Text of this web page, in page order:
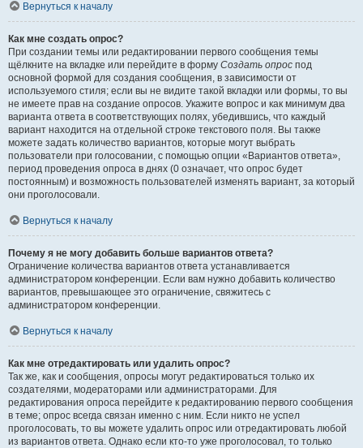
Вернуться к началу
Как мне создать опрос?
При создании темы или редактировании первого сообщения темы
щёлкните на вкладке или перейдите в форму Создать опрос под
основной формой для создания сообщения, в зависимости от
используемого стиля; если вы не видите такой вкладки или формы, то вы
не имеете прав на создание опросов. Укажите вопрос и как минимум два
варианта ответа в соответствующих полях, убедившись, что каждый
вариант находится на отдельной строке текстового поля. Вы также
можете задать количество вариантов, которые могут выбрать
пользователи при голосовании, с помощью опции «Вариантов ответа»,
период проведения опроса в днях (0 означает, что опрос будет
постоянным) и возможность пользователей изменять вариант, за который
они проголосовали.
Вернуться к началу
Почему я не могу добавить больше вариантов ответа?
Ограничение количества вариантов ответа устанавливается
администратором конференции. Если вам нужно добавить количество
вариантов, превышающее это ограничение, свяжитесь с
администратором конференции.
Вернуться к началу
Как мне отредактировать или удалить опрос?
Так же, как и сообщения, опросы могут редактироваться только их
создателями, модераторами или администраторами. Для
редактирования опроса перейдите к редактированию первого сообщения
в теме; опрос всегда связан именно с ним. Если никто не успел
проголосовать, то вы можете удалить опрос или отредактировать любой
из вариантов ответа. Однако если кто-то уже проголосовал, то только